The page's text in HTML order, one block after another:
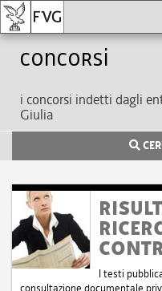
Concorsi
i concorsi indetti dagli
Giulia
I testi
consultazione documentale